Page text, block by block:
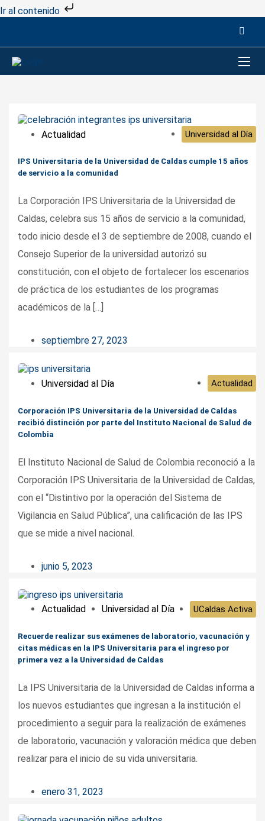
Ir al contenido
Actualidad Universidad al Día
IPS Universitaria de la Universidad de Caldas cumple 15 años
de servicio a la comunidad
La Corporación IPS Universitaria de la Universidad de
Caldas, celebra sus 15 años de servicio a la comunidad,
todo inicio desde el 3 de septiembre de 2008, cuando el
Consejo Superior de la universidad autorizó su
constitución, con el objeto de fortalecer los escenarios
de práctica de los estudiantes de los programas
académicos de la […]
septiembre 27, 2023
Universidad al Día Actualidad
Corporación IPS Universitaria de la Universidad de Caldas
recibió distinción por parte del Instituto Nacional de Salud de
Colombia
El Instituto Nacional de Salud de Colombia reconoció a la
Corporación IPS Universitaria de la Universidad de Caldas,
con el “Distintivo por la operación del Sistema de
Vigilancia en Salud Pública”, una calificación de las IPS
que se mide a nivel nacional.
junio 5, 2023
Actualidad Universidad al Día UCaldas Activa
Recuerde realizar sus exámenes de laboratorio, vacunación y
citas médicas en la IPS Universitaria para el ingreso por
primera vez a la Universidad de Caldas
La IPS Universitaria de la Universidad de Caldas informa a
los nuevos estudiantes que ingresan a la institución el
procedimiento a seguir para la realización de exámenes
de laboratorio, vacunación y valoración médica que deben
realizar para el inicio de su vida universitaria.
enero 31, 2023